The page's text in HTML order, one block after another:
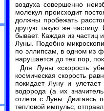
воздуха совершенно
молекул происходит
должны пробежать
другую такую же частицу.
бывает. Каждая из частиц
Луны. Подобно
по эллипсам, в одном из
нарушается до тех пор,
Для Луны «скорость
космическая скорость
покидает Луну и
водорода (а их
отлета с Луны. Двигаясь
тепловой импульс,